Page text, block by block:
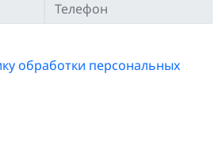
обработки персональных